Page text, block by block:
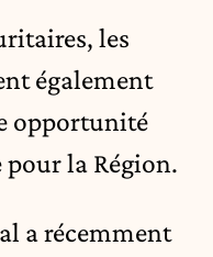
les
également
opportunité
la Région.
a récemment